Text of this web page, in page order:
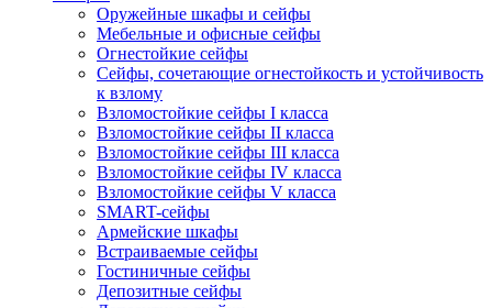
Оружейные шкафы и сейфы
Мебельные и офисные сейфы
Огнестойкие сейфы
Сейфы, сочетающие огнестойкость и устойчивость
к взлому
Взломостойкие сейфы I класса
Взломостойкие сейфы II класса
Взломостойкие сейфы III класса
Взломостойкие сейфы IV класса
Взломостойкие сейфы V класса
SMART-сейфы
Армейские шкафы
Встраиваемые сейфы
Гостиничные сейфы
Депозитные сейфы